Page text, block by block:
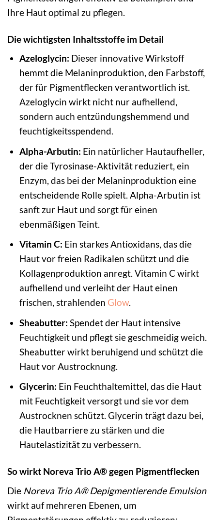
Ihre Haut optimal zu pflegen.
Die wichtigsten Inhaltsstoffe im Detail
Azeloglycin: Dieser innovative Wirkstoff
hemmt die Melaninproduktion, den Farbstoff,
der für Pigmentflecken verantwortlich ist.
Azeloglycin wirkt nicht nur aufhellend,
sondern auch entzündungshemmend und
feuchtigkeitsspendend.
Alpha-Arbutin: Ein natürlicher Hautaufheller,
der die Tyrosinase-Aktivität reduziert, ein
Enzym, das bei der Melaninproduktion eine
entscheidende Rolle spielt. Alpha-Arbutin ist
sanft zur Haut und sorgt für einen
ebenmäßigen Teint.
Vitamin C: Ein starkes Antioxidans, das die
Haut vor freien Radikalen schützt und die
Kollagenproduktion anregt. Vitamin C wirkt
aufhellend und verleiht der Haut einen
frischen, strahlenden Glow.
Sheabutter: Spendet der Haut intensive
Feuchtigkeit und pflegt sie geschmeidig weich.
Sheabutter wirkt beruhigend und schützt die
Haut vor Austrocknung.
Glycerin: Ein Feuchthaltemittel, das die Haut
mit Feuchtigkeit versorgt und sie vor dem
Austrocknen schützt. Glycerin trägt dazu bei,
die Hautbarriere zu stärken und die
Hautelastizität zu verbessern.
So wirkt Noreva Trio A® gegen Pigmentflecken
Die Noreva Trio A® Depigmentierende Emulsion
wirkt auf mehreren Ebenen, um